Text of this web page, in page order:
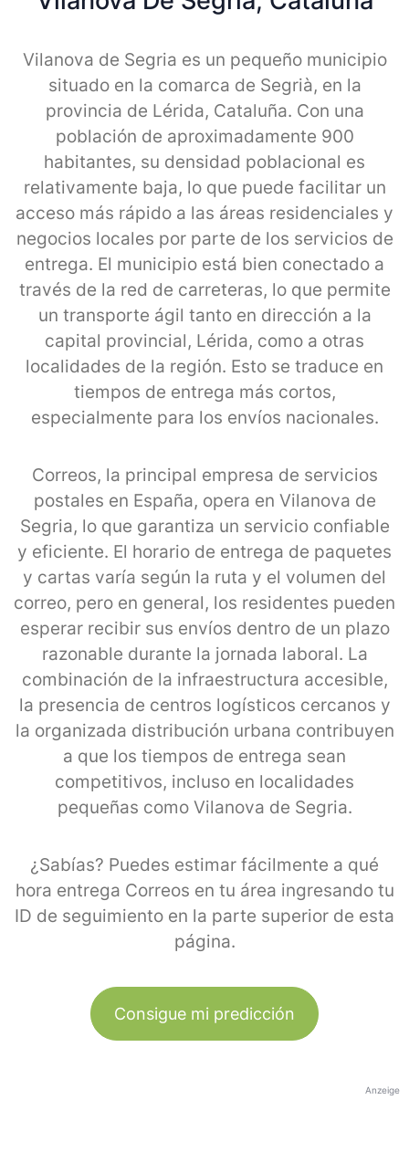
Vilanova de Segria es un pequeño municipio
situado en la comarca de Segrià, en la
provincia de Lérida, Cataluña. Con una
población de aproximadamente 900
habitantes, su densidad poblacional es
relativamente baja, lo que puede facilitar un
acceso más rápido a las áreas residenciales y
negocios locales por parte de los servicios de
entrega. El municipio está bien conectado a
través de la red de carreteras, lo que permite
un transporte ágil tanto en dirección a la
capital provincial, Lérida, como a otras
localidades de la región. Esto se traduce en
tiempos de entrega más cortos,
especialmente para los envíos nacionales.
Correos, la principal empresa de servicios
postales en España, opera en Vilanova de
Segria, lo que garantiza un servicio confiable
y eficiente. El horario de entrega de paquetes
y cartas varía según la ruta y el volumen del
correo, pero en general, los residentes pueden
esperar recibir sus envíos dentro de un plazo
razonable durante la jornada laboral. La
combinación de la infraestructura accesible,
la presencia de centros logísticos cercanos y
la organizada distribución urbana contribuyen
a que los tiempos de entrega sean
competitivos, incluso en localidades
pequeñas como Vilanova de Segria.
¿Sabías? Puedes estimar fácilmente a qué
hora entrega Correos en tu área ingresando tu
ID de seguimiento en la parte superior de esta
página.
Consigue mi predicción
Anzeige